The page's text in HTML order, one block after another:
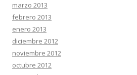
marzo 2013
febrero 2013
enero 2013
diciembre 2012
noviembre 2012
octubre 2012